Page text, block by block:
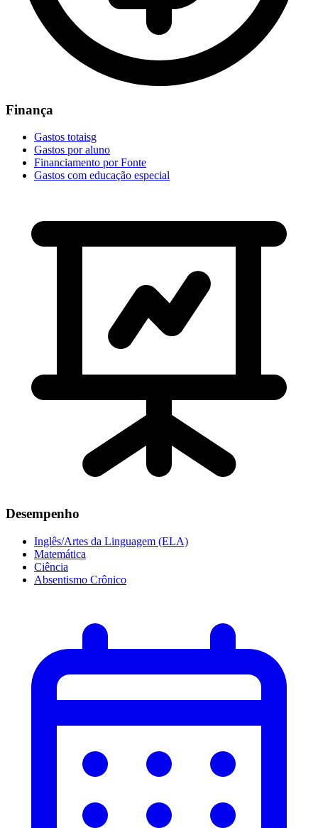
Finança
Gastos totaisg
Gastos por aluno
Financiamento por Fonte
Gastos com educação especial
Desempenho
Inglês/Artes da Linguagem (ELA)
Matemática
Ciência
Absentismo Crônico